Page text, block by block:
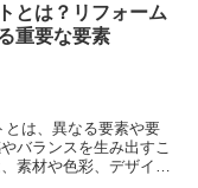
専門家のアドバイスを
は、債権
手段です。債務者が返
ることで債権者のリス
設定することで、債権
ため、返済の保証が得
担保としての利用が制
ます。また、抵当権が
ます。 抵当権
とは？リフォーム
重要な要素
バランスを生み出すこ
素材や色彩、デザイン